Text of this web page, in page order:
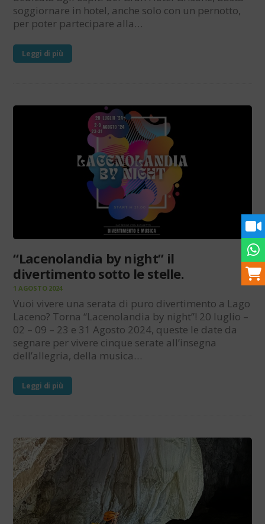
soggiornare in hotel, anche solo con un pernotto,
per poter partecipare alla…
Leggi di più
“Lacenolandia by night” il
divertimento sotto le stelle.
1 AGOSTO 2024
Vuoi vivere una serata di puro divertimento a Lago
Laceno? Torna “Lacenolandia by night”! 20 luglio –
02 – 09 – 23 e 31 Agosto 2024, queste le date da
segnare per vivere cinque serate all’insegna
dell’allegria, della musica…
Leggi di più